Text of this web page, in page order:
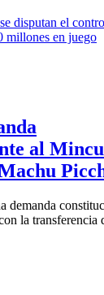
al
demanda
la transferencia